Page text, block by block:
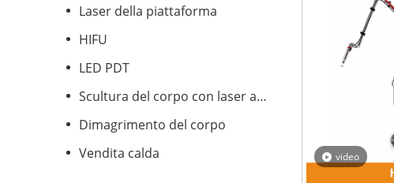
Laser della piattaforma
HIFU
LED PDT
Scultura del corpo con laser a diodi
Dimagrimento del corpo
Vendita calda
video